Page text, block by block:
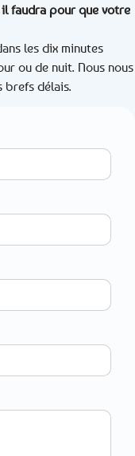
faudra pour que votre
les dix minutes
ou de nuit. Nous nous
brefs délais.